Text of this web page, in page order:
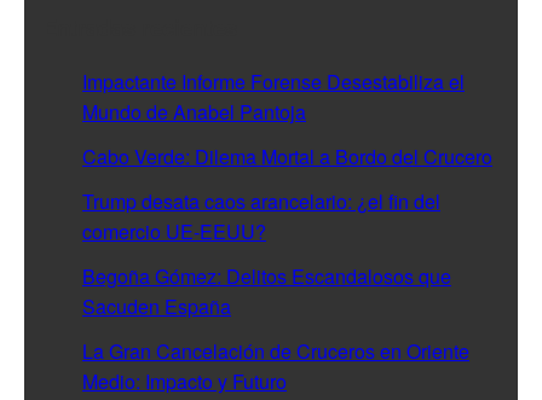
Impactante Informe Forense Desestabiliza el
Mundo de Anabel Pantoja
Cabo Verde: Dilema Mortal a Bordo del Crucero
Trump desata caos arancelario: ¿el fin del
comercio UE-EEUU?
Begoña Gómez: Delitos Escandalosos que
Sacuden España
La Gran Cancelación de Cruceros en Oriente
Medio: Impacto y Futuro